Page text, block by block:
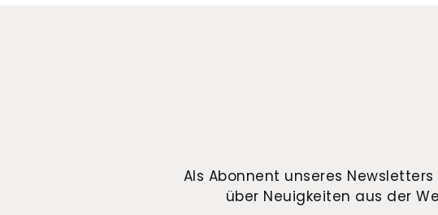
Als Abonnent unseres
über Neuigkeiten aus der